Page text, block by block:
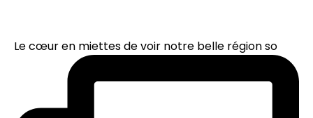
Le cœur en miettes de voir notre belle région so